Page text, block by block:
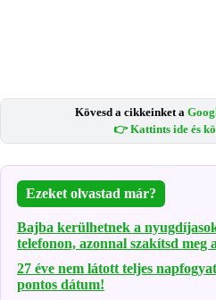
Kövesd a cikkeinket a
👉 Kattints ide és
Ezeket olvastad már?
Bajba kerülhetnek a
telefonon, azonnal szakítsd meg
27 éve nem látott teljes
pontos dátum!